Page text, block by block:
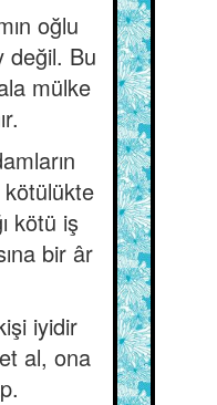
oğlu
değil. Bu
mülke
kötülükte
kötü iş
bir âr
iyidir
al, ona